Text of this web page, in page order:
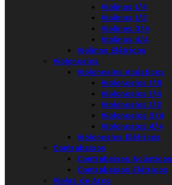
Violinos 1/4
Violinos 1/2
Violinos 3/4
Violinos 4/4
Violinos Elétricos
Violoncelos
Violoncelos Acústicos
Violoncelos 1/8
Violoncelos 1/4
Violoncelos 1/2
Violoncelos 3/4
Violoncelos 4/4
Violoncelos Elétricos
Contrabaixos
Contrabaixos Acústicos
Contrabaixos Elétricos
Violas de Arco